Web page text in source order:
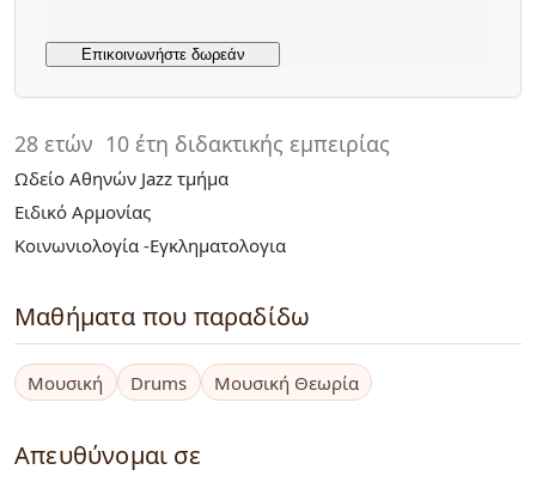
28 ετών 10 έτη διδακτικής εμπειρίας
Ωδείο Αθηνών Jazz τμήμα
Ειδικό Αρμονίας
Κοινωνιολογία -Εγκληματολογια
Μαθήματα που παραδίδω
Μουσική Drums Μουσική Θεωρία
Απευθύνομαι σε